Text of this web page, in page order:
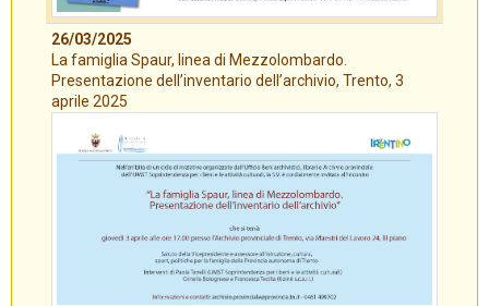
26/03/2025
La famiglia Spaur, linea di Mezzolombardo.
Presentazione dell’inventario dell’archivio, Trento, 3
aprile 2025